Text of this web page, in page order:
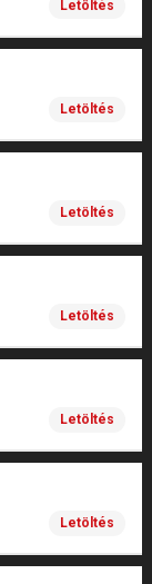
Letöltés
Letöltés
Letöltés
Letöltés
Letöltés
Letöltés